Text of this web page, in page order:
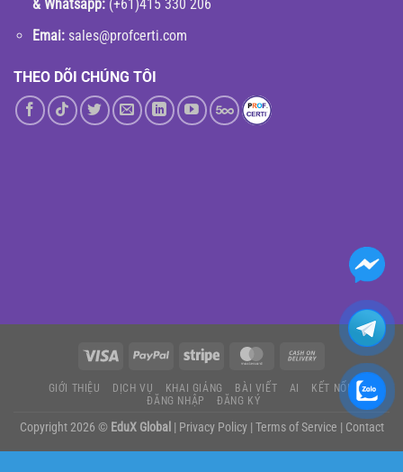
& Whatsapp: (+61)415 330 206
Emai:sales@profcerti.com
THEO DÕI CHÚNG TÔI
GIỚI THIỆU DỊCH VỤ KHAI GIẢNG BÀI VIẾT AI
KẾT NỐI
ĐĂNG NHẬP
ĐĂNG KÝ
Copyright 2026 © EduX Global | Privacy Policy| Terms of Service | Contact